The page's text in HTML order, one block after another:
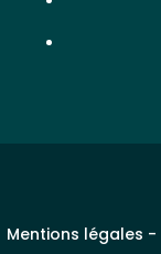
Mentions légales -